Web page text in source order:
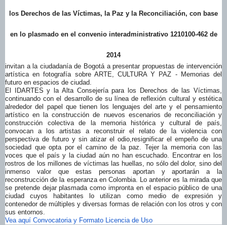
los Derechos de las Víctimas, la Paz y la Reconciliación, con base
en lo plasmado en el convenio interadministrativo 1210100-462 de
2014
invitan a la ciudadanía de Bogotá a presentar propuestas de intervención
artística en fotografía sobre ARTE, CULTURA Y PAZ - Memorias del
futuro en espacios de ciudad.
El IDARTES y la Alta Consejería para los Derechos de las Víctimas,
continuando con el desarrollo de su línea de reflexión cultural y estética
alrededor del papel que tienen los lenguajes del arte y el pensamiento
artístico en la construcción de nuevos escenarios de reconciliación y
construcción colectiva de la memoria histórica y cultural de país,
convocan a los artistas a reconstruir el relato de la violencia con
perspectiva de futuro y sin atizar el odio,resignificar el empeño de una
sociedad que opta por el camino de la paz. Tejer la memoria con las
voces que el país y la ciudad aún no han escuchado. Encontrar en los
rostros de los millones de víctimas las huellas, no sólo del dolor, sino del
inmenso valor que estas personas aportan y aportarán a la
reconstrucción de la esperanza en Colombia. Lo anterior es la mirada que
se pretende dejar plasmada como impronta en el espacio público de una
ciudad cuyos habitantes lo utilizan como medio de expresión y
contenedor de múltiples y diversas formas de relación con los otros y con
sus entornos.
Vea aquí Convocatoria y Formato Licencia de Uso